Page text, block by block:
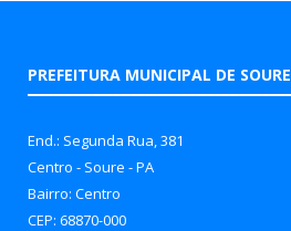
PREFEITURA MUNICIPAL DE SOURE
End.: Segunda Rua, 381
Centro - Soure - PA
Bairro: Centro
CEP: 68870-000